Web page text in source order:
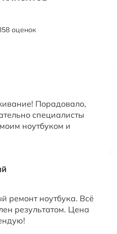
оценок
Порадовало,
специалисты
ноутбуком и
ремонт ноутбука. Всё
результатом. Цена